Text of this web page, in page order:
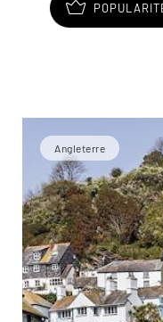
Angleterre